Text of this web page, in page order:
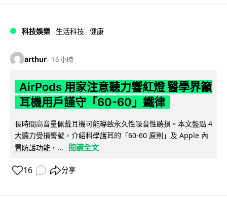
科技娛樂 生活科技 健康
arthur 16 小時
AirPods 用家注意聽力響紅燈 醫學界籲
耳機用戶謹守「60-60」鐵律
長時間高音量佩戴耳機可能導致永久性噪音性聽損。本文盤點 4
大聽力受損警號，介紹科學護耳的「60-60 原則」及 Apple 內
置防護功能，...
閱讀全文
16 分享